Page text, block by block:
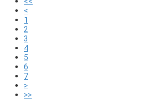
<
1
2
3
4
5
6
7
>
>>